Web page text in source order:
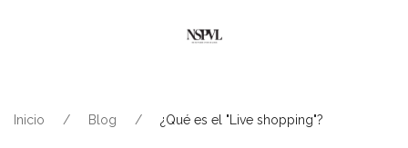
Inicio Blog ¿Qué es el "Live shopping"?